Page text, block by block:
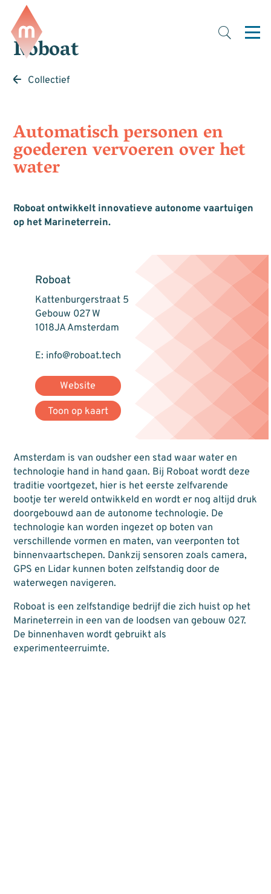
Roboat
Collectief
Automatisch personen en
goederen vervoeren over het
water
Roboat ontwikkelt innovatieve autonome vaartuigen
op het Marineterrein.
Roboat
Kattenburgerstraat 5
Gebouw 027 W
1018JA Amsterdam
E: info@roboat.tech
Website
Toon op kaart
Amsterdam is van oudsher een stad waar water en
technologie hand in hand gaan. Bij Roboat wordt deze
traditie voortgezet, hier is het eerste zelfvarende
bootje ter wereld ontwikkeld en wordt er nog altijd druk
doorgebouwd aan de autonome technologie. De
technologie kan worden ingezet op boten van
verschillende vormen en maten, van veerponten tot
binnenvaartschepen. Dankzij sensoren zoals camera,
GPS en Lidar kunnen boten zelfstandig door de
waterwegen navigeren.
Roboat is een zelfstandige bedrijf die zich huist op het
Marineterrein in een van de loodsen van gebouw 027.
De binnenhaven wordt gebruikt als
experimenteerruimte.